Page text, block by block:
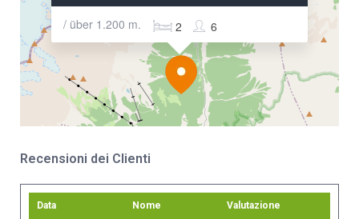
/ über 1.200 m. 6
2
Recensioni dei Clienti
Data Nome Valutazione